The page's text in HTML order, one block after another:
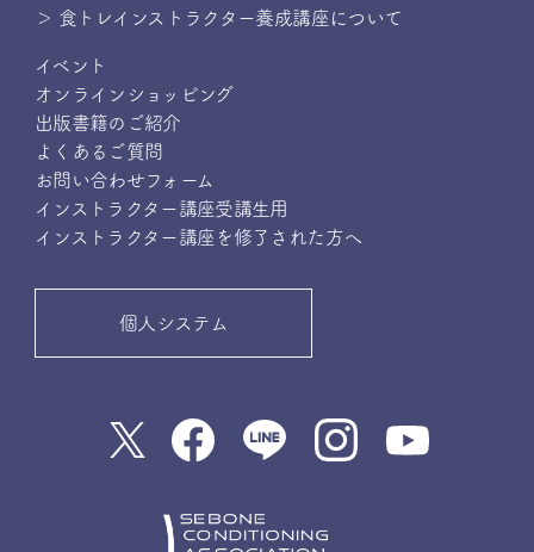
＞ 食トレインストラクター養成講座について
イベント
オンラインショッピング
出版書籍のご紹介
よくあるご質問
お問い合わせフォーム
インストラクター講座受講生用
インストラクター講座を修了された方へ
個人システム